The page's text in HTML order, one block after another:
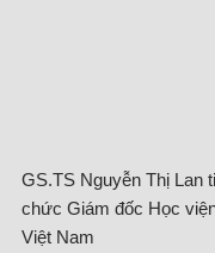
GS.TS Nguyễn Thị Lan
chức Giám đốc Học
Việt Nam